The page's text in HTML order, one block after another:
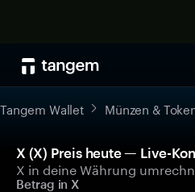
Tangem Wallet Münzen &
X (X) Preis heute — Live-
X in deine Währung
Betrag in X